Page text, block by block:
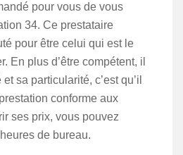
pour vous de vous
34. Ce prestataire
pour être celui qui est le
En plus d’être compétent, il
sa particularité, c’est qu’il
conforme aux
ses prix, vous pouvez
de bureau.